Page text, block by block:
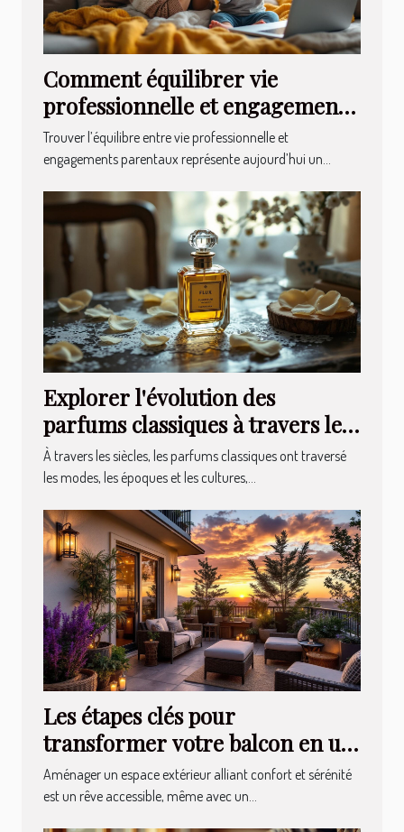
Comment équilibrer vie
professionnelle et engagements
parentaux ?
Trouver l’équilibre entre vie professionnelle et
engagements parentaux représente aujourd’hui un...
Explorer l'évolution des
parfums classiques à travers les
âges
À travers les siècles, les parfums classiques ont traversé
les modes, les époques et les cultures,...
Les étapes clés pour
transformer votre balcon en un
havre de paix
Aménager un espace extérieur alliant confort et sérénité
est un rêve accessible, même avec un...